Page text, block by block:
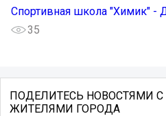
Спортивная школа "Химик" -
35
ПОДЕЛИТЕСЬ НОВОСТЯМИ С
ЖИТЕЛЯМИ ГОРОДА